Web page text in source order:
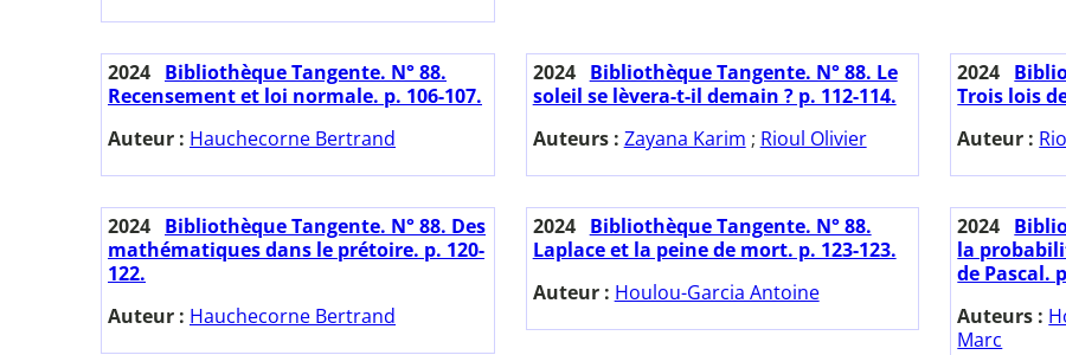
2024 Bibliothèque Tangente. N° 88.
Recensement et loi normale. p. 106-107.
Auteur : Hauchecorne Bertrand
2024
Bibliothèque Tangente. N° 88. Le
soleil se lèvera-t-il demain ? p. 112-114.
Auteurs : Zayana Karim ; Rioul Olivier
2024
Trois lois
Auteur :
2024 Bibliothèque Tangente. N° 88. Des
mathématiques dans le prétoire. p. 120-
122.
Auteur : Hauchecorne Bertrand
2024
Bibliothèque Tangente. N° 88.
Laplace et la peine de mort. p. 123-123.
Auteur : Houlou-Garcia Antoine
2024
la
de Pascal.
Auteurs :
Marc